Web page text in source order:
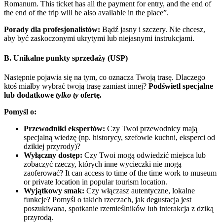
Romanum. This ticket has all the payment for entry, and the end of
the end of the trip will be also available in the place”.
Porady dla profesjonalistów: Bądź jasny i szczery. Nie chcesz,
aby być zaskoczonymi ukrytymi lub niejasnymi instrukcjami.
B. Unikalne punkty sprzedaży (USP)
Następnie pojawia się na tym, co oznacza Twoją trasę. Dlaczego
ktoś miałby wybrać twoją trasę zamiast innej? Podświetl specjalne
lub dodatkowe tylko ty ofertę.
Pomyśl o:
Przewodniki ekspertów: Czy Twoi przewodnicy mają
specjalną wiedzę (np. historycy, szefowie kuchni, eksperci od
dzikiej przyrody)?
Wyłączny dostęp: Czy Twoi mogą odwiedzić miejsca lub
zobaczyć rzeczy, których inne wycieczki nie mogą
zaoferować? It can access to time of the time work to museum
or private location in popular tourism location.
Wyjątkowy smak: Czy włączasz autentyczne, lokalne
funkcje? Pomyśl o takich rzeczach, jak degustacja jest
poszukiwana, spotkanie rzemieślników lub interakcja z dziką
przyrodą.